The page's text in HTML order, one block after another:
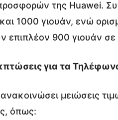
της Huawei.
1000 γιουάν, ενώ
επιπλέον 900 γιουάν
για τα
μειώσεις
όπως: